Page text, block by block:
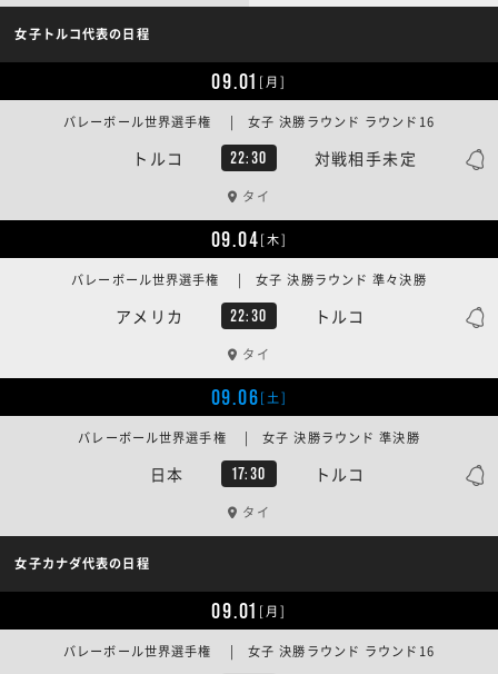
女子トルコ代表の日程
09.01 [月]
トルコ 22:30 対戦相手未定
バレーボール世界選手権 | 女子 決勝ラウンド ラウンド16
タイ
09.04[木]
アメリカ 22:30 トルコ
バレーボール世界選手権 | 女子 決勝ラウンド 準々決勝
タイ
09.06[土]
日本 17:30 トルコ
バレーボール世界選手権 | 女子 決勝ラウンド 準決勝
タイ
女子カナダ代表の日程
09.01 [月]
バレーボール世界選手権 | 女子 決勝ラウンド ラウンド16